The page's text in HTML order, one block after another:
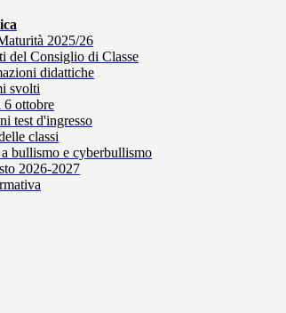
2025/26
del Consiglio di Classe
didattiche
svolti
6 ottobre
test d'ingresso
classi
bullismo e cyberbullismo
2026-2027